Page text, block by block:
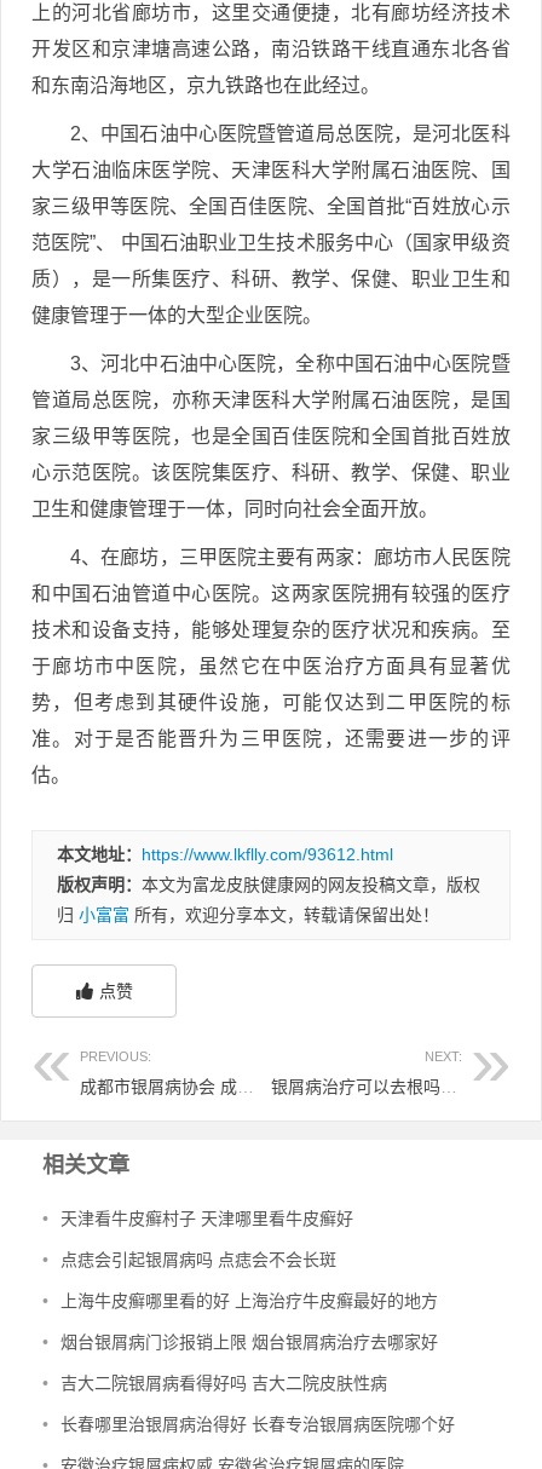
上的河北省廊坊市，这里交通便捷，北有廊坊经济技术
开发区和京津塘高速公路，南沿铁路干线直通东北各省
和东南沿海地区，京九铁路也在此经过。
2、中国石油中心医院暨管道局总医院，是河北医科
大学石油临床医学院、天津医科大学附属石油医院、国
家三级甲等医院、全国百佳医院、全国首批“百姓放心示
范医院”、 中国石油职业卫生技术服务中心（国家甲级资
质），是一所集医疗、科研、教学、保健、职业卫生和
健康管理于一体的大型企业医院。
3、河北中石油中心医院，全称中国石油中心医院暨
管道局总医院，亦称天津医科大学附属石油医院，是国
家三级甲等医院，也是全国百佳医院和全国首批百姓放
心示范医院。该医院集医疗、科研、教学、保健、职业
卫生和健康管理于一体，同时向社会全面开放。
4、在廊坊，三甲医院主要有两家：廊坊市人民医院
和中国石油管道中心医院。这两家医院拥有较强的医疗
技术和设备支持，能够处理复杂的医疗状况和疾病。至
于廊坊市中医院，虽然它在中医治疗方面具有显著优
势，但考虑到其硬件设施，可能仅达到二甲医院的标
准。对于是否能晋升为三甲医院，还需要进一步的评
估。
本文地址： https://www.lkflly.com/93612.html
版权声明： 本文为富龙皮肤健康网的网友投稿文章，版权
归 小富富 所有，欢迎分享本文，转载请保留出处！
点赞
PREVIOUS: NEXT:
相关文章
• 天津看牛皮癣村子 天津哪里看牛皮癣好
• 点痣会引起银屑病吗 点痣会不会长斑
• 上海牛皮癣哪里看的好 上海治疗牛皮癣最好的地方
• 烟台银屑病门诊报销上限 烟台银屑病治疗去哪家好
• 吉大二院银屑病看得好吗 吉大二院皮肤性病
• 长春哪里治银屑病治得好 长春专治银屑病医院哪个好
• 安徽治疗银屑病权威 安徽省治疗银屑病的医院